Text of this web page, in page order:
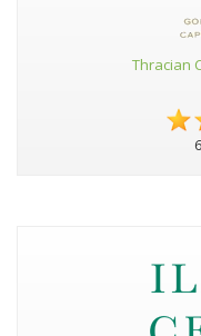
Thracian